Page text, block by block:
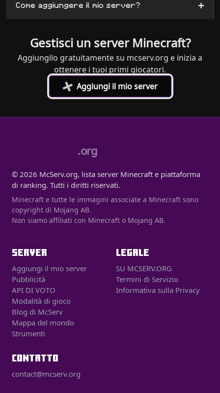
Come aggiungere il mio server? +
Gestisci un server Minecraft?
Aggiungilo gratuitamente su mcserv.org e inizia a
ottenere i tuoi primi giocatori.
+Aggiungi il mio server
.org
© 2026 McServ.org, lista server Minecraft e piattaforma
di ranking. Tutti i diritti riservati.
Minecraft e tutte le immagini associate a Minecraft sono
copyright di Mojang AB.
Non siamo affiliati con Minecraft o Mojang AB.
SERVER
Aggiungi il mio server
Pubblicità
API DI VOTO
Modalità di gioco
Blog di McServ
Mappa del mondo
Strumenti
LEGALE
SU MCSERV.ORG
Termini di Servizio
Informativa sulla Privacy
CONTATTO
contact@mcserv.org